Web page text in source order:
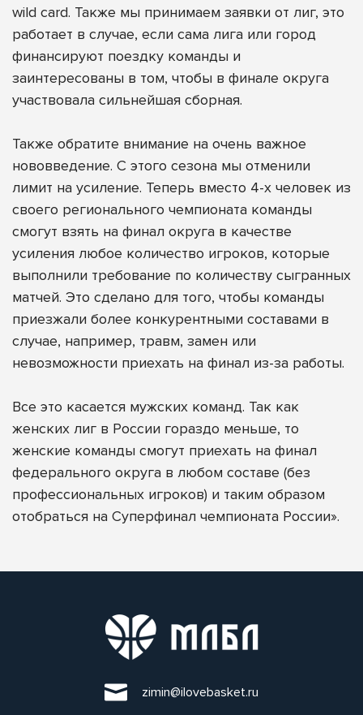
wild card. Также мы принимаем заявки от лиг, это
работает в случае, если сама лига или город
финансируют поездку команды и
заинтересованы в том, чтобы в финале округа
участвовала сильнейшая сборная.
Также обратите внимание на очень важное
нововведение. С этого сезона мы отменили
лимит на усиление. Теперь вместо 4-х человек из
своего регионального чемпионата команды
смогут взять на финал округа в качестве
усиления любое количество игроков, которые
выполнили требование по количеству сыгранных
матчей. Это сделано для того, чтобы команды
приезжали более конкурентными составами в
случае, например, травм, замен или
невозможности приехать на финал из-за работы.
Все это касается мужских команд. Так как
женских лиг в России гораздо меньше, то
женские команды смогут приехать на финал
федерального округа в любом составе (без
профессиональных игроков) и таким образом
отобраться на Суперфинал чемпионата России».
zimin@ilovebasket.ru